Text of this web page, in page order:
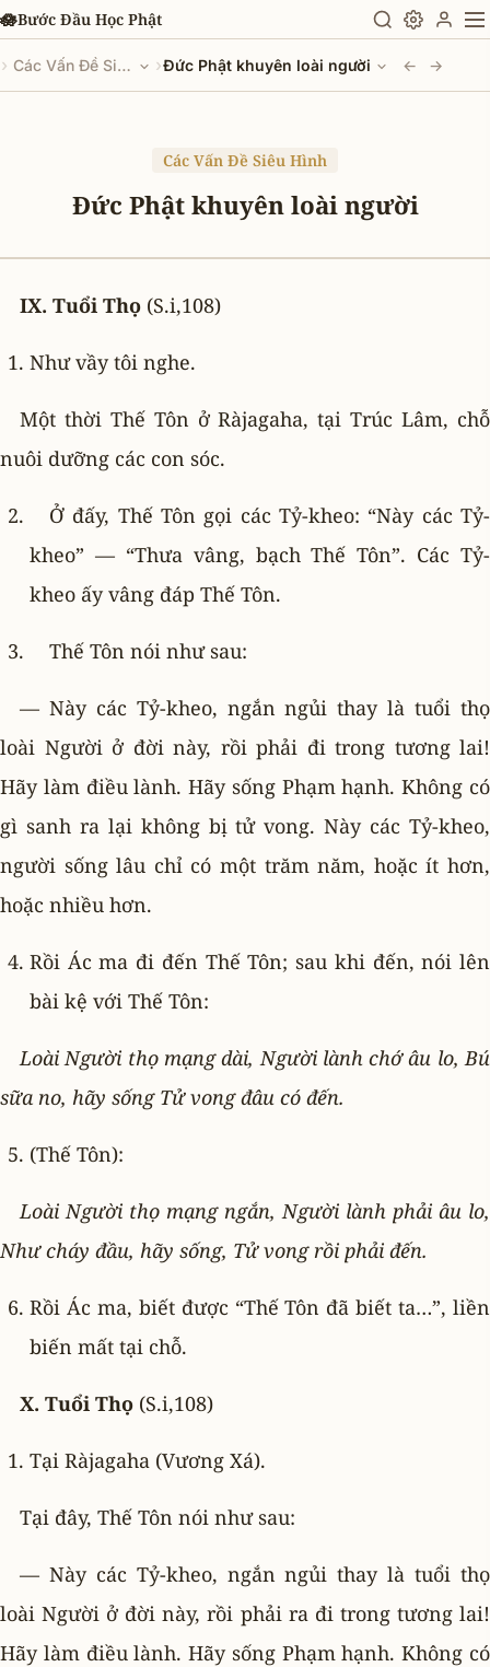
Chuyển đến nội dung chính
🪷Bước Đầu Học Phật
› Các Vấn Đề Siêu Hình ›Đức Phật khuyên loài người ← →
Các Vấn Đề Siêu Hình
Đức Phật khuyên loài người
IX. Tuổi Thọ (S.i,108)
Như vầy tôi nghe.
Một thời Thế Tôn ở Ràjagaha, tại Trúc Lâm, chỗ
nuôi dưỡng các con sóc.
Ở đấy, Thế Tôn gọi các Tỷ-kheo: “Này các Tỷ-
kheo” — “Thưa vâng, bạch Thế Tôn”. Các Tỷ-
kheo ấy vâng đáp Thế Tôn.
Thế Tôn nói như sau:
— Này các Tỷ-kheo, ngắn ngủi thay là tuổi thọ
loài Người ở đời này, rồi phải đi trong tương lai!
Hãy làm điều lành. Hãy sống Phạm hạnh. Không có
gì sanh ra lại không bị tử vong. Này các Tỷ-kheo,
người sống lâu chỉ có một trăm năm, hoặc ít hơn,
hoặc nhiều hơn.
Rồi Ác ma đi đến Thế Tôn; sau khi đến, nói lên
bài kệ với Thế Tôn:
Loài Người thọ mạng dài, Người lành chớ âu lo, Bú
sữa no, hãy sống Tử vong đâu có đến.
(Thế Tôn):
Loài Người thọ mạng ngắn, Người lành phải âu lo,
Như cháy đầu, hãy sống, Tử vong rồi phải đến.
Rồi Ác ma, biết được “Thế Tôn đã biết ta…”, liền
biến mất tại chỗ.
X. Tuổi Thọ (S.i,108)
Tại Ràjagaha (Vương Xá).
Tại đây, Thế Tôn nói như sau:
— Này các Tỷ-kheo, ngắn ngủi thay là tuổi thọ
loài Người ở đời này, rồi phải ra đi trong tương lai!
Hãy làm điều lành. Hãy sống Phạm hạnh. Không có